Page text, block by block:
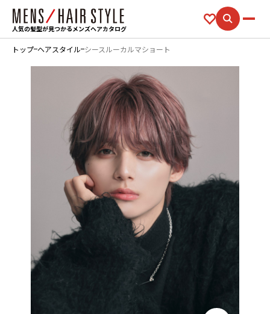
人気の髪型が見つかるメンズヘアカタログ
トップ ヘアスタイル シースルーカルマショート